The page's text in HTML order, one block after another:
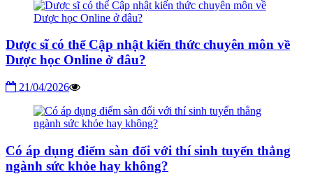
Dược sĩ có thể Cập nhật kiến thức chuyên môn về
Dược học Online ở đâu?
21/04/2026
Có áp dụng điểm sàn đối với thí sinh tuyển thẳng
ngành sức khỏe hay không?